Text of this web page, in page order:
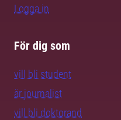
Logga in
För dig som
vill bli student
är journalist
vill bli doktorand